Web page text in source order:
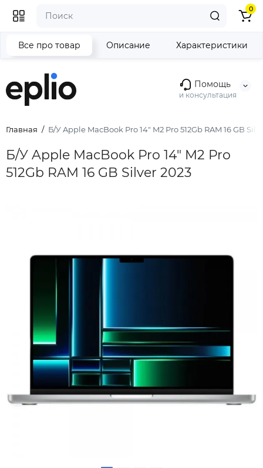
Помощь
и консультация
0
Главная Б/У Apple MacBook Pro 14" M2 Pro 512Gb RAM 16 GB
Б/У Apple MacBook Pro 14" M2 Pro
512Gb RAM 16 GB Silver 2023
Все про товар Описание Характеристики